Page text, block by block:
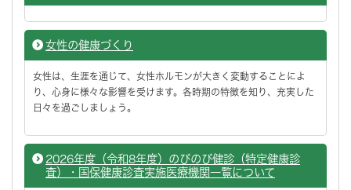
女性の健康づくり
女性は、生涯を通じて、女性ホルモンが大きく変動することによ
り、心身に様々な影響を受けます。各時期の特徴を知り、充実した
日々を過ごしましょう。
2026年度（令和8年度）のびのび健診（特定健康診
査）・国保健康診査実施医療機関一覧について